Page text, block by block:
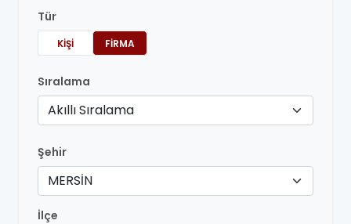
Tür
KIŞI FIRMA
Sıralama
Akıllı Sıralama
Şehir
MERSİN
İlçe